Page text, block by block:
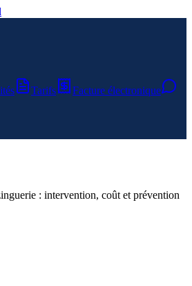
Tarifs
Facture électronique
: intervention, coût et prévention